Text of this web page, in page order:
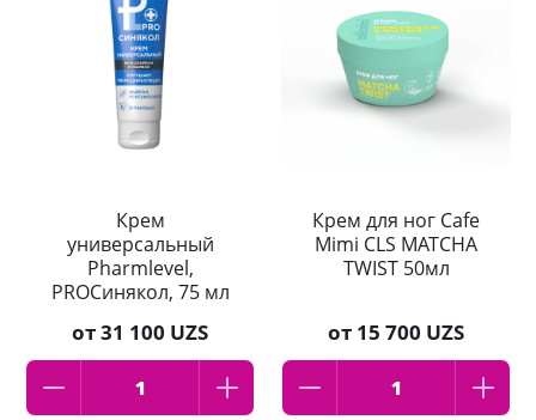
Крем
универсальный
Pharmlevel,
PROСинякол, 75 мл
от31 100 UZS
Крем для ног Cafe
Mimi CLS MATCHA
TWIST 50мл
от 15 700 UZS